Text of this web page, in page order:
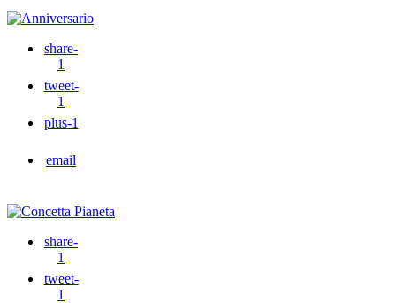
share-
1
tweet-
1
plus-1
email
share-
1
tweet-
1